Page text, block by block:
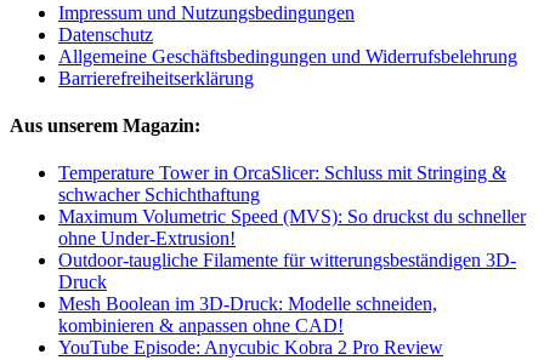
Impressum und Nutzungsbedingungen
Datenschutz
Allgemeine Geschäftsbedingungen und Widerrufsbelehrung
Barrierefreiheitserklärung
Aus unserem Magazin:
Temperature Tower in OrcaSlicer: Schluss mit Stringing &
schwacher Schichthaftung
Maximum Volumetric Speed (MVS): So druckst du schneller
ohne Under-Extrusion!
Outdoor-taugliche Filamente für witterungsbeständigen 3D-
Druck
Mesh Boolean im 3D-Druck: Modelle schneiden,
kombinieren & anpassen ohne CAD!
YouTube Episode: Anycubic Kobra 2 Pro Review